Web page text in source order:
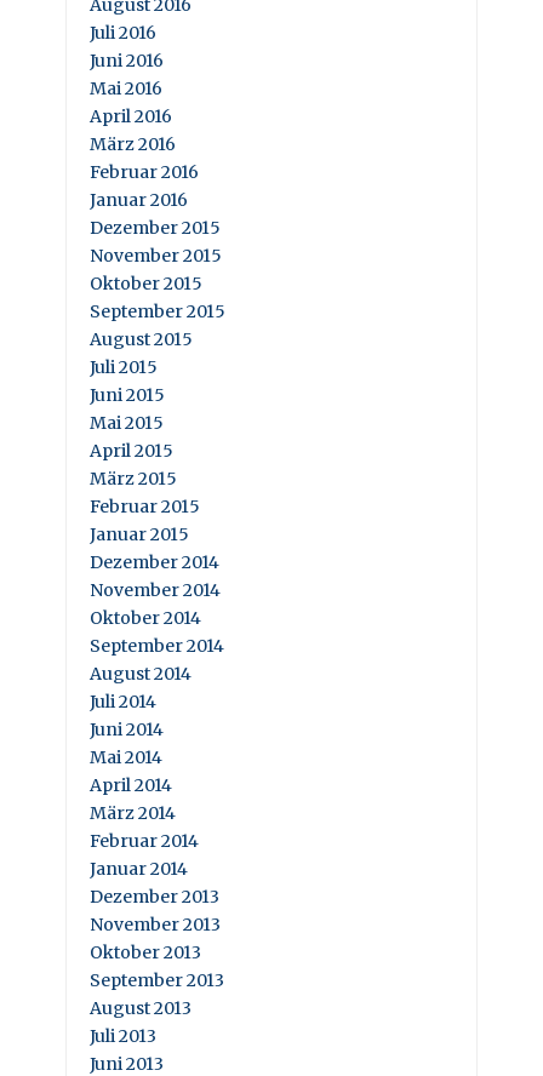
August 2016
Juli 2016
Juni 2016
Mai 2016
April 2016
März 2016
Februar 2016
Januar 2016
Dezember 2015
November 2015
Oktober 2015
September 2015
August 2015
Juli 2015
Juni 2015
Mai 2015
April 2015
März 2015
Februar 2015
Januar 2015
Dezember 2014
November 2014
Oktober 2014
September 2014
August 2014
Juli 2014
Juni 2014
Mai 2014
April 2014
März 2014
Februar 2014
Januar 2014
Dezember 2013
November 2013
Oktober 2013
September 2013
August 2013
Juli 2013
Juni 2013